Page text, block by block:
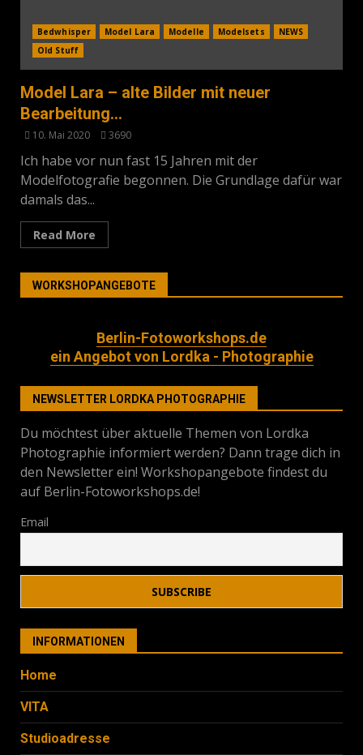
Bedwhisper Model Lara Modelle Modelsets
NEWS
Old Stuff
Model Lara – alte Bilder mit neuer
Bearbeitung…
10. Mai 2020 3690
Ich habe vor nun fast 15 Jahren mit der
Modelfotografie begonnen. Die Grundlage dafür war
damals das...
Read More
WORKSHOPANGEBOTE
Berlin-Fotoworkshops.de
ein Angebot von Lordka - Photographie
NEWSLETTER LORDKA PHOTOGRAPHIE
Du möchtest über aktuelle Themen von Lordka
Photographie informiert werden? Dann trage dich in
den Newsletter ein! Workshopangebote findest du
auf Berlin-Fotoworkshops.de!
Email
INFORMATIONEN
Home
VITA
Studioadresse